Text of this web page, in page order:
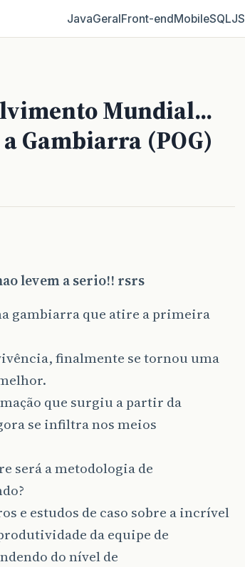
JavaGeralFront‑endMobileSQLJS
Mundial...
Gambiarra (POG)
levem a serio!! rsrs
gambiarra que atire a primeira
finalmente se tornou uma
que surgiu a partir da
se infiltra nos meios
será a metodologia de
e estudos de caso sobre a incrível
da equipe de
do nível de